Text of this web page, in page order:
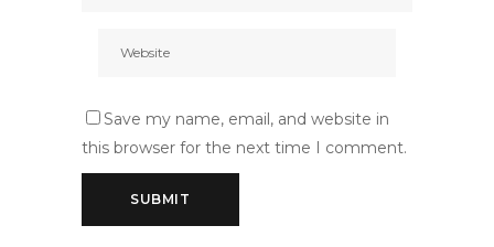
Save my name, email, and website in
this browser for the next time I comment.